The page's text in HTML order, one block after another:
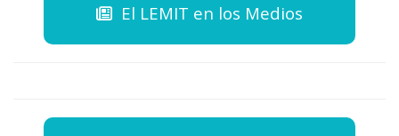
El LEMIT en los Medios